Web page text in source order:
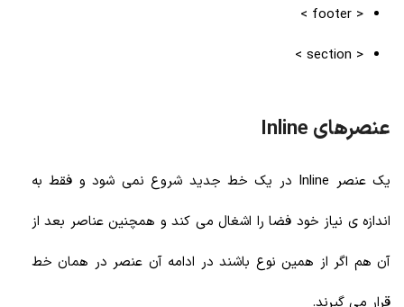
< footer >
< section >
عنصرهای Inline
یک عنصر Inline در یک خط جدید شروع نمی شود و فقط به
اندازه ی نیاز خود فضا را اشغال می کند و همچنین عناصر بعد از
آن هم اگر از همین نوع باشند در ادامه آن عنصر در همان خط
قرار می گیرند.